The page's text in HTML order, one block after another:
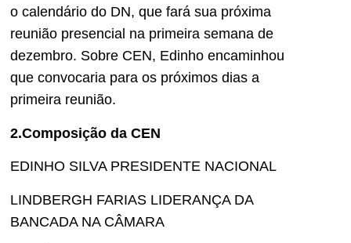
o calendário do DN, que fará sua próxima
reunião presencial na primeira semana de
dezembro. Sobre CEN, Edinho encaminhou
que convocaria para os próximos dias a
primeira reunião.
2.Composição da CEN
EDINHO SILVA PRESIDENTE NACIONAL
LINDBERGH FARIAS LIDERANÇA DA
BANCADA NA CÂMARA